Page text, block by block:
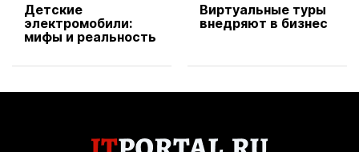
Детские
электромобили:
мифы и реальность
Виртуальные туры
внедряют в бизнес